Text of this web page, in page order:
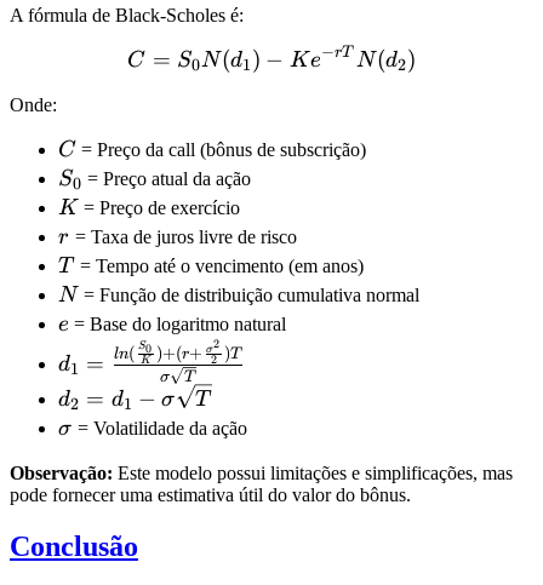
A fórmula de Black-Scholes é:
C = S_0N(d_1) - Ke^{-
C = S0N(d1) − Ke−rT N(d2)
Onde:
C
C = Preço da call (bônus de subscrição)
S_0
S0 = Preço atual da ação
K
K = Preço de exercício
r
r = Taxa de juros livre de risco
T
T = Tempo até o vencimento (em anos)
N
N = Função de distribuição cumulativa normal
e
e = Base do logaritmo natural
d_1 =
\frac{ln(\frac{S_0}
{K}) + (r +
\frac{\sigma^2}
{2})T}
{\sigma\sqrt{T}}
d1 =
σ T
ln( K
S0 )+(r+ 2
σ2
)T
d_2 = d_1 -
\sigma\sqrt{T}
d2 = d1 − σ T
\sigma
σ = Volatilidade da ação
Observação: Este modelo possui limitações e simplificações, mas
pode fornecer uma estimativa útil do valor do bônus.
Conclusão